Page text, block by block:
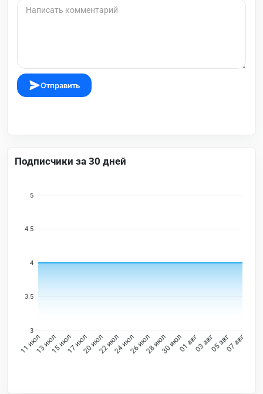
Отправить
Подписчики за 30 дней
5
4.5
4
3.5
3
11 июл13 июл15 июл17 июл20 июл22 июл24 июл26 июл28 июл30 июл01 авг03 авг05 авг07 авг